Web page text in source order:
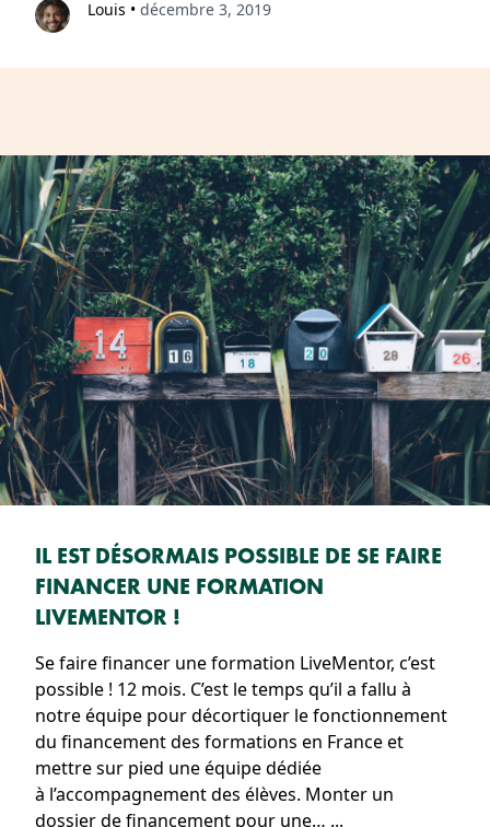
Louis • décembre 3, 2019
IL EST DÉSORMAIS POSSIBLE DE SE FAIRE
FINANCER UNE FORMATION
LIVEMENTOR !
Se faire financer une formation LiveMentor, c’est
possible ! 12 mois. C’est le temps qu’il a fallu à
notre équipe pour décortiquer le fonctionnement
du financement des formations en France et
mettre sur pied une équipe dédiée
à l’accompagnement des élèves. Monter un
dossier de financement pour une… ...